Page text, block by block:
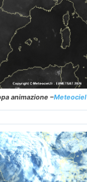
animazione –Meteociel